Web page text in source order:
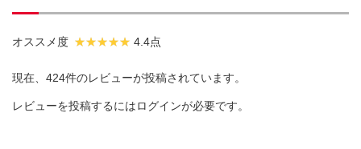
オススメ度 4.4点
現在、424件のレビューが投稿されています。
レビューを投稿するにはログインが必要です。